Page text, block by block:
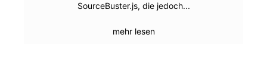
SourceBuster.js, die jedoch...
mehr lesen